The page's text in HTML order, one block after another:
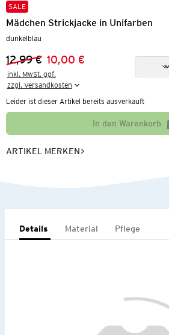
SALE
Mädchen Strickjacke in Unifarben
dunkelblau
Vorheriger Preis:
12,99 €
Neuer Preis:
10,00 €
inkl. MwSt. ggf.
zzgl. Versandkosten
Leider ist dieser Artikel bereits ausverkauft
In den Warenkorb
ARTIKEL MERKEN
Details Material Pflege